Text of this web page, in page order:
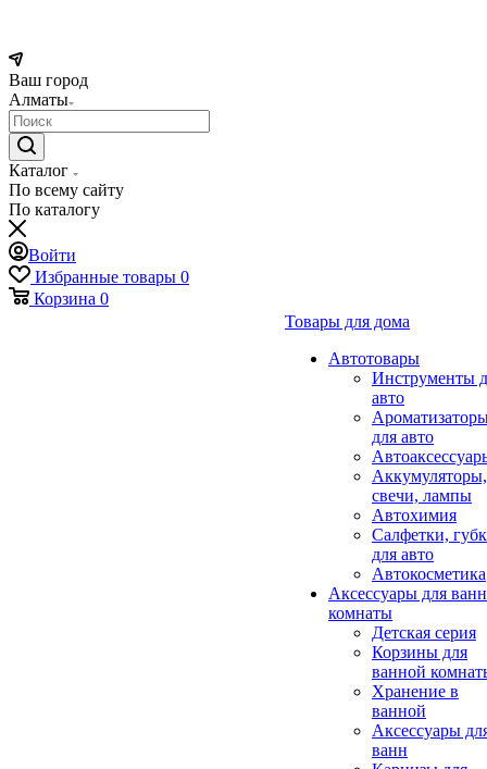
Ваш город
Алматы
Каталог
По всему сайту
По каталогу
Войти
Избранные товары 0
Корзина 0
Товары для дома
Автотовары
Инструменты
авто
для авто
Аккумуляторы,
свечи, лампы
Автохимия
Салфетки,
для авто
Автокосметика
Аксессуары для
комнаты
Детская серия
Корзины для
ванной
Хранение в
ванной
Аксессуары
ванн